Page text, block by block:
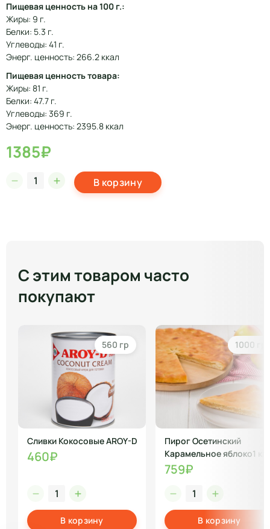
Пищевая ценность на 100 г.:
Жиры: 9 г.
Белки: 5.3 г.
Углеводы: 41 г.
Энерг. ценность: 266.2 ккал
Пищевая ценность товара:
Жиры: 81 г.
Белки: 47.7 г.
Углеводы: 369 г.
Энерг. ценность: 2395.8 ккал
1385₽
В корзину
С этим товаром часто
покупают
560 гр
Сливки Кокосовые AROY-D
460₽
В корзину
1000 гр
Пирог Осетинский
Карамельное яблоко1 кг
759₽
В корзину